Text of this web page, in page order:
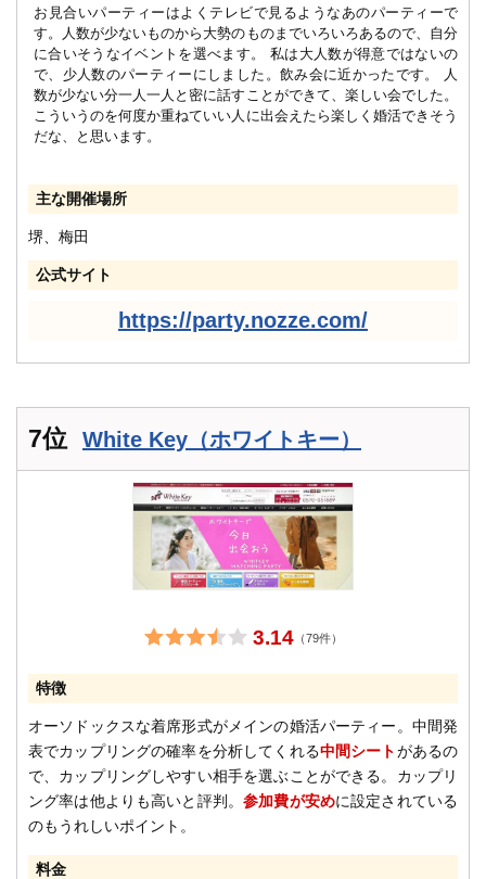
お見合いパーティーはよくテレビで見るようなあのパーティーで
す。人数が少ないものから大勢のものまでいろいろあるので、自分
に合いそうなイベントを選べます。 私は大人数が得意ではないの
で、少人数のパーティーにしました。飲み会に近かったです。 人
数が少ない分一人一人と密に話すことができて、楽しい会でした。
こういうのを何度か重ねていい人に出会えたら楽しく婚活できそう
だな、と思います。
主な開催場所
堺、梅田
公式サイト
https://party.nozze.com/
7位 White Key（ホワイトキー）
3.14（79件）
特徴
オーソドックスな着席形式がメインの婚活パーティー。中間発
表でカップリングの確率を分析してくれる中間シートがあるの
で、カップリングしやすい相手を選ぶことができる。カップリ
ング率は他よりも高いと評判。参加費が安めに設定されている
のもうれしいポイント。
料金